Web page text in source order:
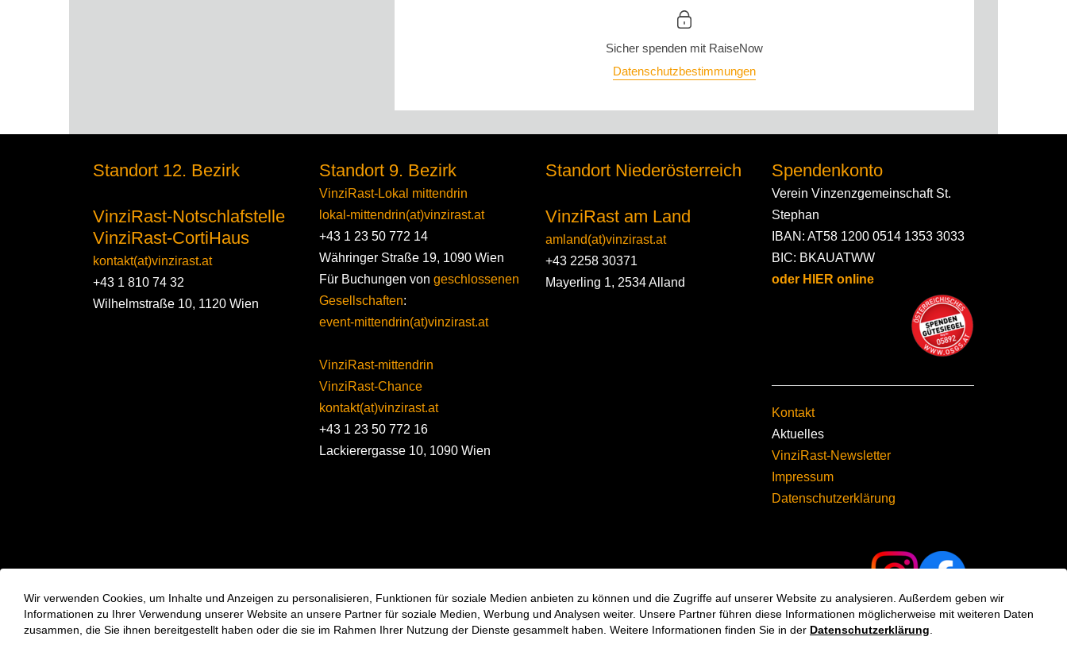
Sicher spenden mit RaiseNow
Datenschutzbestimmungen
Standort 12. Bezirk
VinziRast-Notschlafstelle
VinziRast-CortiHaus
kontakt(at)vinzirast.at
+43 1 810 74 32
Wilhelmstraße 10, 1120 Wien
Standort 9. Bezirk
VinziRast-Lokal mittendrin
lokal-mittendrin(at)vinzirast.at
+43 1 23 50 772 14
Währinger Straße 19, 1090 Wien
Für Buchungen von geschlossenen
Gesellschaften:
event-mittendrin(at)vinzirast.at
VinziRast-mittendrin
VinziRast-Chance
kontakt(at)vinzirast.at
+43 1 23 50 772 16
Lackierergasse 10, 1090 Wien
Standort Niederösterreich
VinziRast am Land
amland(at)vinzirast.at
+43 2258 30371
Mayerling 1, 2534 Alland
Spendenkonto
Verein Vinzenzgemeinschaft St.
Stephan
IBAN: AT58 1200 0514 1353 3033
BIC: BKAUATWW
oder HIER online
Kontakt
Aktuelles
VinziRast-Newsletter
Impressum
Datenschutzerklärung
Wir verwenden Cookies, um Inhalte und Anzeigen zu personalisieren, Funktionen für soziale Medien anbieten zu können und die Zugriffe auf unserer Website zu analysieren. Außerdem geben wir
Informationen zu Ihrer Verwendung unserer Website an unsere Partner für soziale Medien, Werbung und Analysen weiter. Unsere Partner führen diese Informationen möglicherweise mit weiteren Daten
zusammen, die Sie ihnen bereitgestellt haben oder die sie im Rahmen Ihrer Nutzung der Dienste gesammelt haben. Weitere Informationen finden Sie in der Datenschutzerklärung